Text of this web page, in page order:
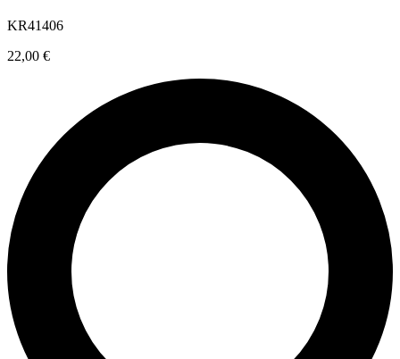
KR41406
22,00 €